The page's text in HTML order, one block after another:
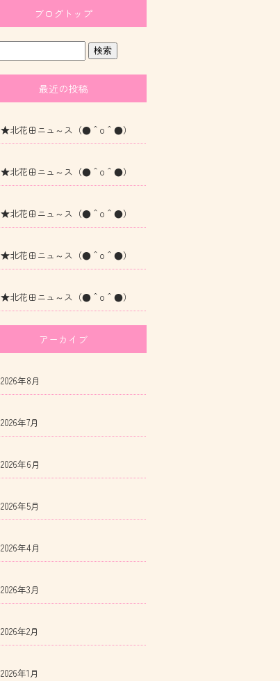
ブログトップ
最近の投稿
★北花田ニュ～ス（●＾o＾●）
★北花田ニュ～ス（●＾o＾●）
★北花田ニュ～ス（●＾o＾●）
★北花田ニュ～ス（●＾o＾●）
★北花田ニュ～ス（●＾o＾●）
アーカイブ
2026年8月
2026年7月
2026年6月
2026年5月
2026年4月
2026年3月
2026年2月
2026年1月